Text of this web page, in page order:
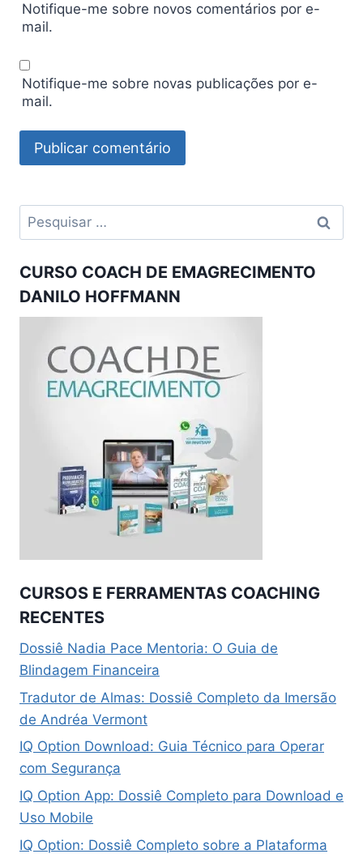
Notifique-me sobre novos comentários por e-
mail.
Notifique-me sobre novas publicações por e-
mail.
Pesquisar
por:
CURSO COACH DE EMAGRECIMENTO
DANILO HOFFMANN
CURSOS E FERRAMENTAS COACHING
RECENTES
Dossiê Nadia Pace Mentoria: O Guia de
Blindagem Financeira
Tradutor de Almas: Dossiê Completo da Imersão
de Andréa Vermont
IQ Option Download: Guia Técnico para Operar
com Segurança
IQ Option App: Dossiê Completo para Download e
Uso Mobile
IQ Option: Dossiê Completo sobre a Plataforma